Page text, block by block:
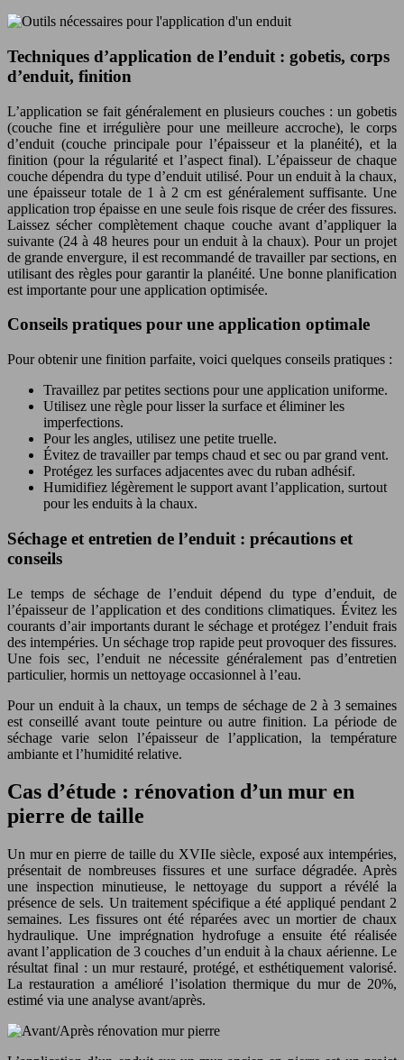
Techniques d’application de l’enduit : gobetis, corps
d’enduit, finition
L’application se fait généralement en plusieurs couches : un gobetis
(couche fine et irrégulière pour une meilleure accroche), le corps
d’enduit (couche principale pour l’épaisseur et la planéité), et la
finition (pour la régularité et l’aspect final). L’épaisseur de chaque
couche dépendra du type d’enduit utilisé. Pour un enduit à la chaux,
une épaisseur totale de 1 à 2 cm est généralement suffisante. Une
application trop épaisse en une seule fois risque de créer des fissures.
Laissez sécher complètement chaque couche avant d’appliquer la
suivante (24 à 48 heures pour un enduit à la chaux). Pour un projet
de grande envergure, il est recommandé de travailler par sections, en
utilisant des règles pour garantir la planéité. Une bonne planification
est importante pour une application optimisée.
Conseils pratiques pour une application optimale
Pour obtenir une finition parfaite, voici quelques conseils pratiques :
Travaillez par petites sections pour une application uniforme.
Utilisez une règle pour lisser la surface et éliminer les
imperfections.
Pour les angles, utilisez une petite truelle.
Évitez de travailler par temps chaud et sec ou par grand vent.
Protégez les surfaces adjacentes avec du ruban adhésif.
Humidifiez légèrement le support avant l’application, surtout
pour les enduits à la chaux.
Séchage et entretien de l’enduit : précautions et
conseils
Le temps de séchage de l’enduit dépend du type d’enduit, de
l’épaisseur de l’application et des conditions climatiques. Évitez les
courants d’air importants durant le séchage et protégez l’enduit frais
des intempéries. Un séchage trop rapide peut provoquer des fissures.
Une fois sec, l’enduit ne nécessite généralement pas d’entretien
particulier, hormis un nettoyage occasionnel à l’eau.
Pour un enduit à la chaux, un temps de séchage de 2 à 3 semaines
est conseillé avant toute peinture ou autre finition. La période de
séchage varie selon l’épaisseur de l’application, la température
ambiante et l’humidité relative.
Cas d’étude : rénovation d’un mur en
pierre de taille
Un mur en pierre de taille du XVIIe siècle, exposé aux intempéries,
présentait de nombreuses fissures et une surface dégradée. Après
une inspection minutieuse, le nettoyage du support a révélé la
présence de sels. Un traitement spécifique a été appliqué pendant 2
semaines. Les fissures ont été réparées avec un mortier de chaux
hydraulique. Une imprégnation hydrofuge a ensuite été réalisée
avant l’application de 3 couches d’un enduit à la chaux aérienne. Le
résultat final : un mur restauré, protégé, et esthétiquement valorisé.
La restauration a amélioré l’isolation thermique du mur de 20%,
estimé via une analyse avant/après.